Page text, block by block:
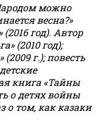
можно
весна?»
год). Автор
(2010 год);
г.); повесть
книга «Тайны
о детях войны
о том, как казаки